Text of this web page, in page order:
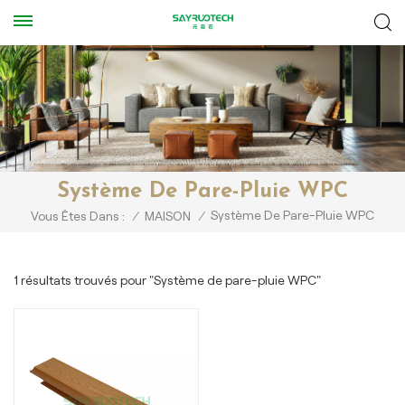
Système De Pare-Pluie WPC
Vous Êtes Dans : / MAISON / Système De Pare-Pluie WPC
1 résultats trouvés pour "Système de pare-pluie WPC"